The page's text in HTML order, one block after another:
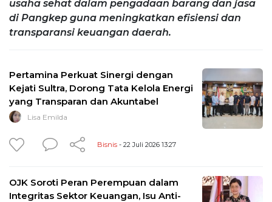
usaha sehat dalam pengadaan barang dan jasa
di Pangkep guna meningkatkan efisiensi dan
transparansi keuangan daerah.
Pertamina Perkuat Sinergi dengan
Kejati Sultra, Dorong Tata Kelola Energi
yang Transparan dan Akuntabel
Lisa Emilda
Bisnis - 22 Juli 2026 13:27
OJK Soroti Peran Perempuan dalam
Integritas Sektor Keuangan, Isu Anti-